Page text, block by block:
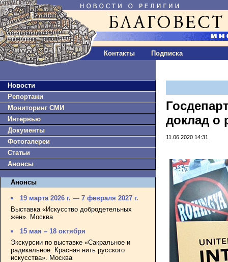
Контакты Подписка
Новости
Репортажи
Мониторинг СМИ
Интервью
Документы
Фотогалереи
Статьи
Анонсы
Анонсы
19 марта 2026 г. — 7 февраля 2027 г.
Выставка «Искусство добродетельных
жен». Москва
15 мая – 18 октября
Экскурсии по выставке «Сакральное и
радикальное. Красная нить русского
искусства». Москва
доклад о
11.06.2020 14:31